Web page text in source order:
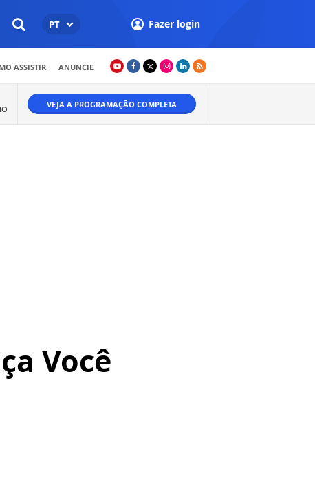
PT Fazer login
ASSISTIR ANUNCIE
VEJA A PROGRAMAÇÃO COMPLETA
Você